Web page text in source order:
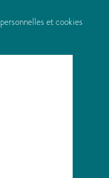
et cookies